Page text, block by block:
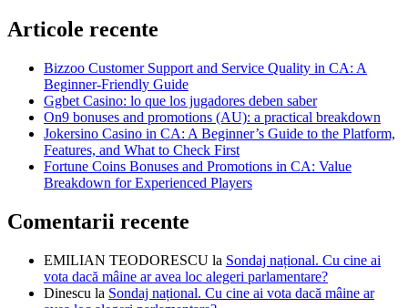
Articole recente
Bizzoo Customer Support and Service Quality in CA: A
Beginner-Friendly Guide
Ggbet Casino: lo que los jugadores deben saber
On9 bonuses and promotions (AU): a practical breakdown
Jokersino Casino in CA: A Beginner’s Guide to the Platform,
Features, and What to Check First
Fortune Coins Bonuses and Promotions in CA: Value
Breakdown for Experienced Players
Comentarii recente
EMILIAN TEODORESCU la Sondaj național. Cu cine ai
vota dacă mâine ar avea loc alegeri parlamentare?
Dinescu la Sondaj național. Cu cine ai vota dacă mâine ar